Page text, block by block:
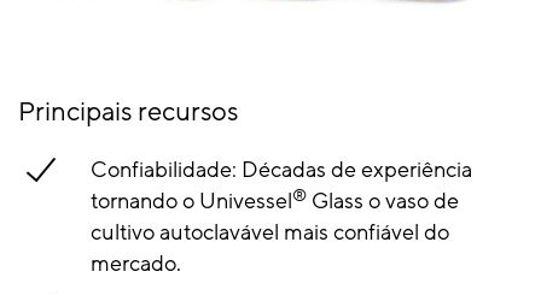
Principais recursos
Confiabilidade: Décadas de experiência
tornando o Univessel® Glass o vaso de
cultivo autoclavável mais confiável do
mercado.